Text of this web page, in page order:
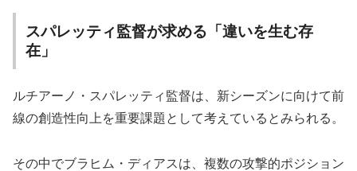
スパレッティ監督が求める「違いを生む存
在」
ルチアーノ・スパレッティ監督は、新シーズンに向けて前
線の創造性向上を重要課題として考えているとみられる。
その中でブラヒム・ディアスは、複数の攻撃的ポジション